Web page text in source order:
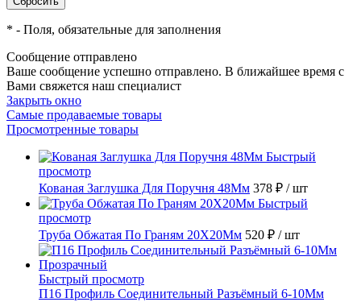
* - Поля, обязательные для заполнения
Сообщение отправлено
Ваше сообщение успешно отправлено. В ближайшее время с
Вами свяжется наш специалист
Закрыть окно
Самые продаваемые товары
Просмотренные товары
Быстрый
просмотр
Кованая Заглушка Для Поручня 48Мм 378 ₽ / шт
Быстрый
просмотр
Труба Обжатая По Граням 20X20Мм 520 ₽ / шт
Быстрый просмотр
П16 Профиль Соединительный Разъёмный 6-10Мм